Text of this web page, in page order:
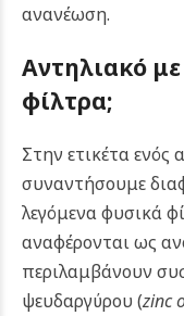
ανανέωση.
Αντηλιακό
φίλτρα;
Στην ετικέτα ενός
συναντήσουμε
λεγόμενα φυσικά
αναφέρονται ως
περιλαμβάνουν
ψευδαργύρου (zinc